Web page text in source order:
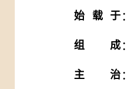
始载于：
组成：
主治：